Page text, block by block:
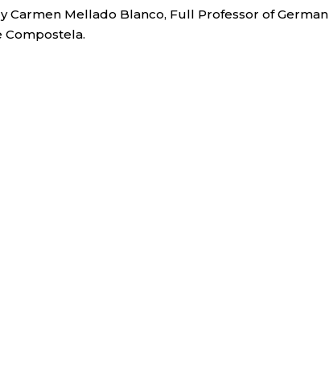
Carmen Mellado Blanco, Full Professor of German
Compostela.